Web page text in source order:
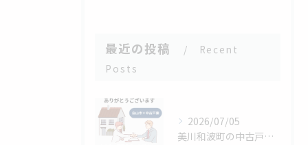
最近の投稿
Recent
Posts
2026/07/05
美川和波町の中古戸建の査定依頼、ありがとうございます！